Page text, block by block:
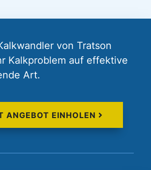
von Tratson
Kalkproblem auf effektive
Art.
ANGEBOT EINHOLEN